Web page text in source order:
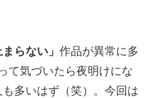
らない」 作品が異常に多
て気づいたら夜明けにな
多いはず（笑）。今回は